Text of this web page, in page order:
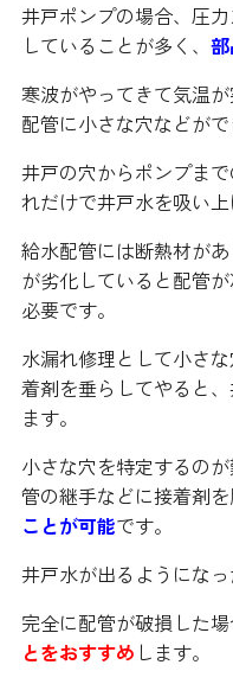
井戸ポンプの場合、圧
していることが多く、
寒波がやってきて気温
配管に小さな穴などが
井戸の穴からポンプま
れだけで井戸水を吸い
給水配管には断熱材が
が劣化していると配管
必要です。
水漏れ修理として小さ
着剤を垂らしてやると
ます。
小さな穴を特定するの
管の継手などに接着剤
ことが可能です。
井戸水が出るようになっ
完全に配管が破損した場
とをおすすめ します。